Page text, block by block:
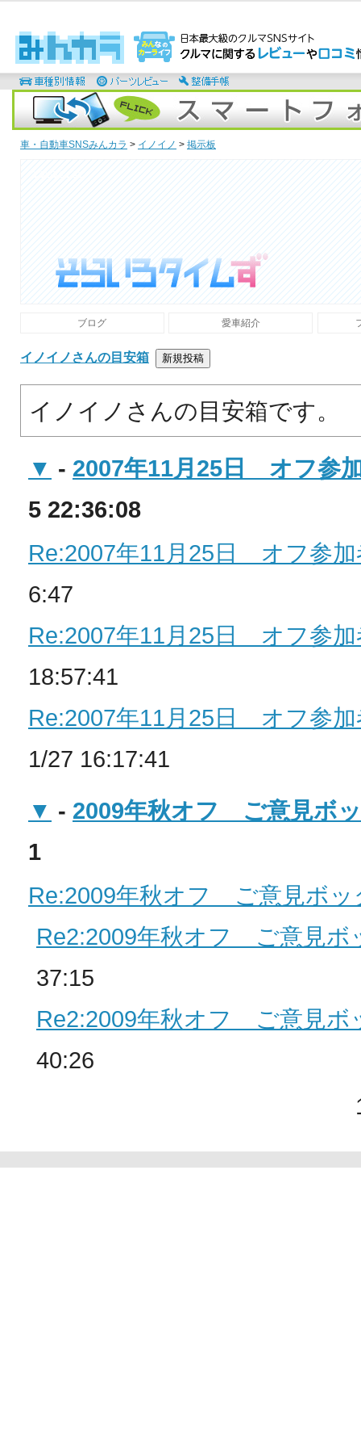
車・自動車SNSみんカラ > イノイノ > 掲示板
ブログ 愛車紹介
イノイノさんの目安箱
イノイノさんの目安箱です。
▼ - 2007年11月25日 オフ参
5 22:36:08
Re:2007年11月25日 オフ参
6:47
Re:2007年11月25日 オフ参
18:57:41
Re:2007年11月25日 オフ参
1/27 16:17:41
▼ - 2009年秋オフ ご意見ボ
1
Re:2009年秋オフ ご意見ボッ
Re2:2009年秋オフ ご意見ボ
37:15
Re2:2009年秋オフ ご意見ボ
40:26